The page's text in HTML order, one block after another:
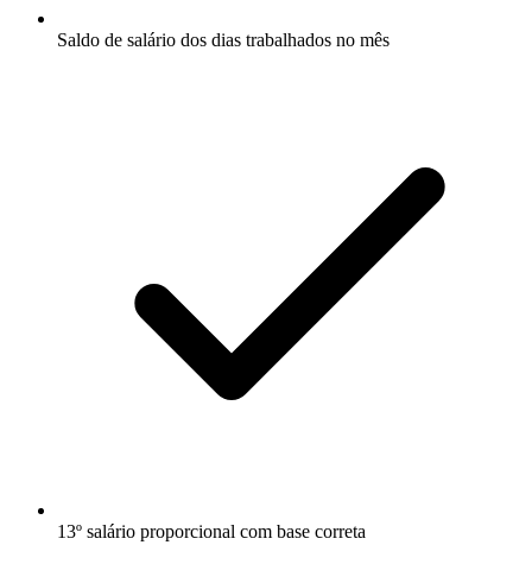
Saldo de salário dos dias trabalhados no mês
13º salário proporcional com base correta